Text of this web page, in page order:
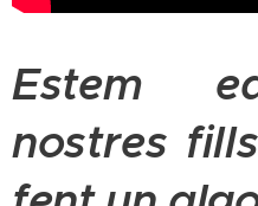
Estem
nostres